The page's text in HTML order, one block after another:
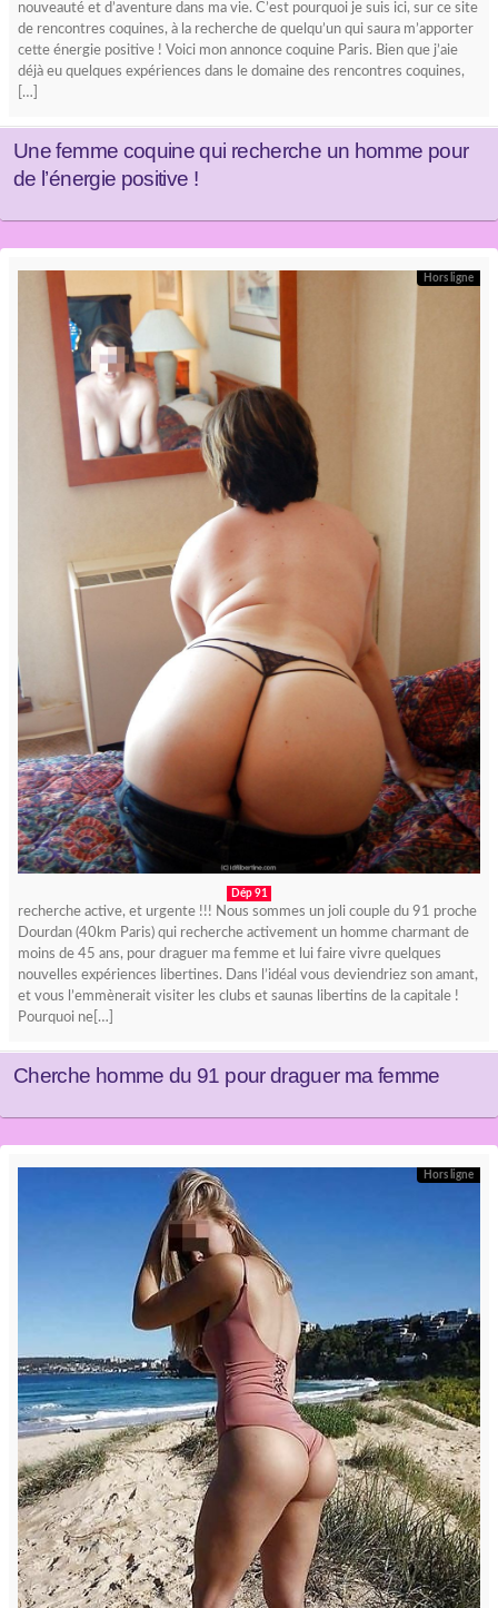
nouveauté et d’aventure dans ma vie. C’est pourquoi je suis ici, sur ce site
de rencontres coquines, à la recherche de quelqu’un qui saura m’apporter
cette énergie positive ! Voici mon annonce coquine Paris. Bien que j’aie
déjà eu quelques expériences dans le domaine des rencontres coquines,
[…]
Une femme coquine qui recherche un homme pour
de l’énergie positive !
Hors ligne
Dép 91
recherche active, et urgente !!! Nous sommes un joli couple du 91 proche
Dourdan (40km Paris) qui recherche activement un homme charmant de
moins de 45 ans, pour draguer ma femme et lui faire vivre quelques
nouvelles expériences libertines. Dans l’idéal vous deviendriez son amant,
et vous l’emmènerait visiter les clubs et saunas libertins de la capitale !
Pourquoi ne[…]
Cherche homme du 91 pour draguer ma femme
Hors ligne